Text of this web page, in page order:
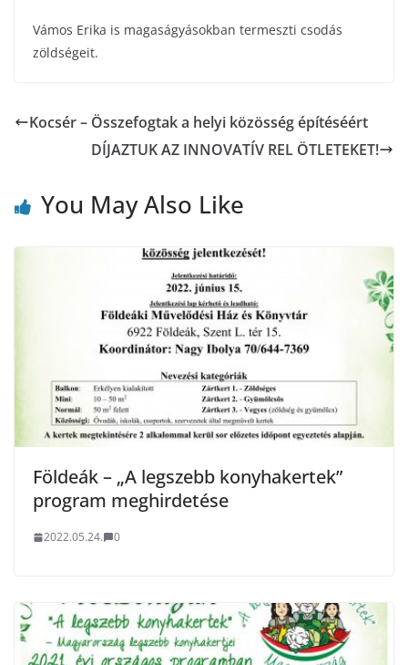
Vámos Erika is magaságyásokban termeszti csodás
zöldségeit.
Kocsér – Összefogtak a helyi közösség építéséért
DÍJAZTUK AZ INNOVATÍV REL ÖTLETEKET!
You May Also Like
Földeák – „A legszebb konyhakertek”
program meghirdetése
2022.05.24. 0